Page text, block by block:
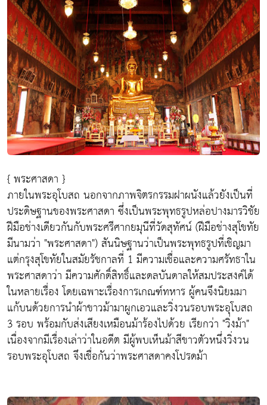
{ พระศาสดา }
ภายในพระอุโบสถ นอกจากภาพจิตรกรรมฝาผนังแล้วยังเป็นที่
ประดิษฐานของพระศาสดา ซึ่งเป็นพระพุทธรูปหล่อปางมารวิชัย
ฝีมือช่างเดียวกันกับพระศรีศากยมุนีที่วัดสุทัศน์ (ฝีมือช่างสุโขทัย
มีนามว่า "พระศาสดา") สันนิษฐานว่าเป็นพระพุทธรูปที่เชิญมา
แต่กรุงสุโขทัยในสมัยรัชกาลที่ 1 มีความเชื่อและความศรัทธาใน
พระศาสดาว่า มีความศักดิ์สิทธิ์และดลบันดาลให้สมประสงค์ได้
ในหลายเรื่อง โดยเฉพาะเรื่องการเกณฑ์ทหาร ผู้คนจึงนิยมมา
แก้บนด้วยการนำผ้าขาวม้ามาผูกเอวและวิ่งวนรอบพระอุโบสถ
3 รอบ พร้อมกับส่งเสียงเหมือนม้าร้องไปด้วย เรียกว่า "วิ่งม้า"
เนื่องจากมีเรื่องเล่าว่าในอดีต มีผู้พบเห็นม้าสีขาวตัวหนึ่งวิ่งวน
รอบพระอุโบสถ จึงเชื่อกันว่าพระศาสดาคงโปรดม้า